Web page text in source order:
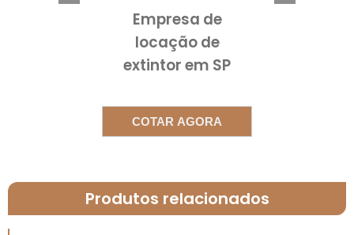
personalizada e consultiva, conseguimos
compreender suas necessidades específicas
e oferecer soluções sob medida, que
agregam valor ao seu modelo de negócio.
AUMENTE A
PRODUTIVIDADE COM O
Utilizando tecnologias de ponta, o
Solucionador Profoi projetado para
Empresa de
locação de
extintor em SP
COTAR AGORA
Produtos relacionados